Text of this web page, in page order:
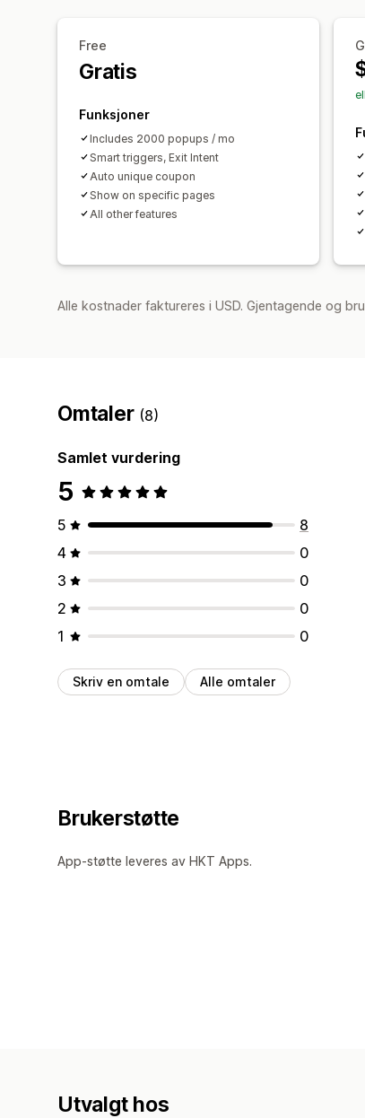
Free
Gratis
Funksjoner
Includes 2000 popups / mo
Smart triggers, Exit Intent
Auto unique coupon
Show on specific pages
All other features
Alle kostnader faktureres i USD. Gjentagende og
Omtaler (8)
Samlet vurdering
5
5
8
4
0
3
0
2
0
1
0
Skriv en omtale Alle omtaler
Brukerstøtte
App-støtte leveres av HKT Apps.
Utvalgt hos